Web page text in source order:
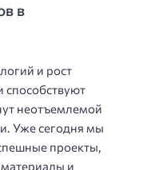
в
и рост
способствуют
неотъемлемой
Уже сегодня мы
проекты,
и